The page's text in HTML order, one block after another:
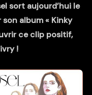
sort aujourd’hui le
album « Kinky
ce clip positif,
!